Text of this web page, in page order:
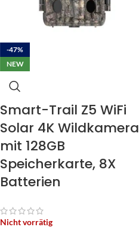
-47%
NEW
Smart-Trail Z5 WiFi
Solar 4K Wildkamera
mit 128GB
Speicherkarte, 8X
Batterien
Nicht vorrätig